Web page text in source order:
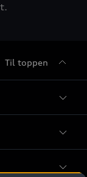
Til toppen